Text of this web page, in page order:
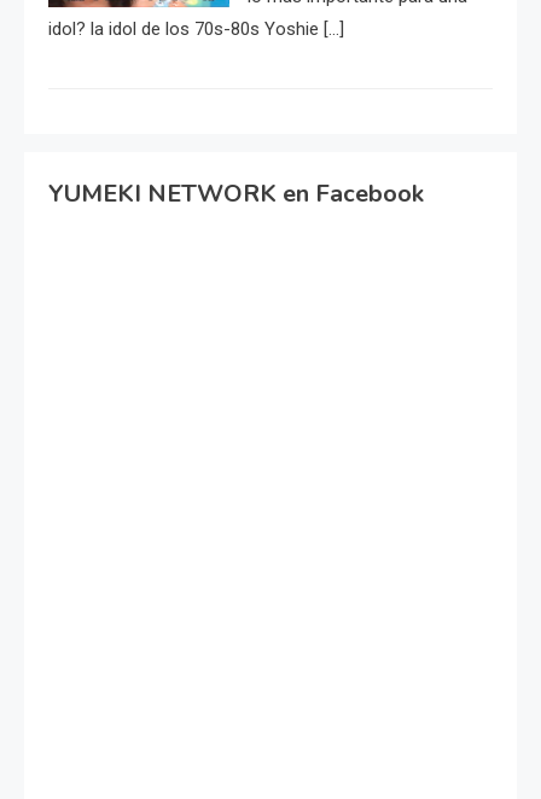
idol? la idol de los 70s-80s Yoshie […]
YUMEKI NETWORK en Facebook